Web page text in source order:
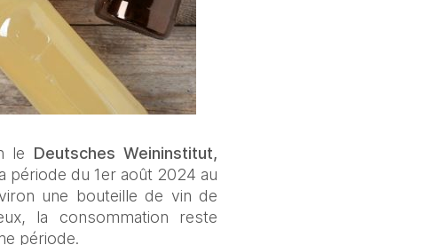
le Deutsches Weininstitut,
période du 1er août 2024 au
une bouteille de vin de
la consommation reste
période.